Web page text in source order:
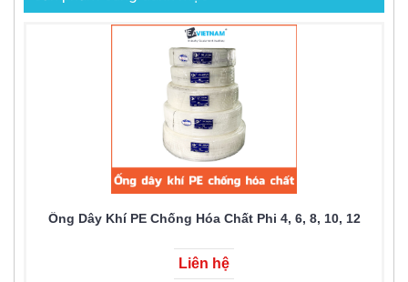
Ống Dây Khí PE Chống Hóa Chất Phi 4, 6, 8, 10, 12
Liên hệ